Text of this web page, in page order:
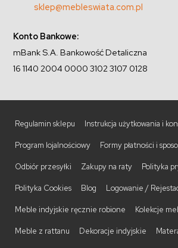
sklep@mebleswiata.com.pl
Konto Bankowe:
mBank S.A. Bankowość Detaliczna
16 1140 2004 0000 3102 3107 0128
Regulamin sklepu Instrukcja użytkowania i
Program lojalnościowy Formy płatności i
Odbiór przesyłki Zakupy na raty Polityka
Polityka Cookies Blog Logowanie /
Meble indyjskie ręcznie robione Kolekcje
Meble z rattanu Dekoracje indyjskie